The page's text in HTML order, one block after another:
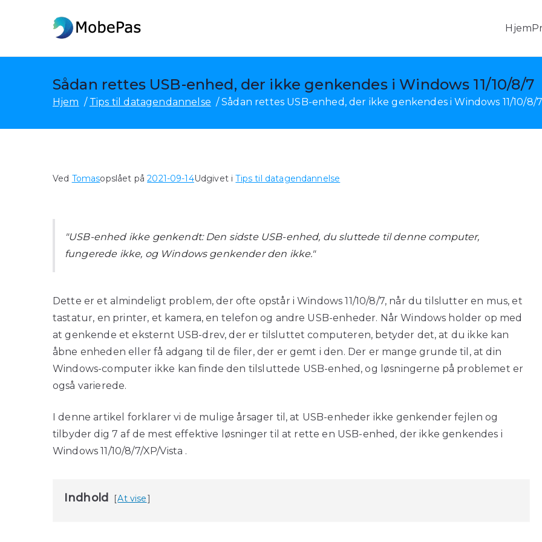
Hjem
Sådan rettes USB-enhed, der ikke genkendes i Windows 11/10/8/7
Hjem Tips til datagendannelse Sådan rettes USB-enhed, der ikke genkendes i Windows 11/10/8/7
Ved Tomasopslået på2021-09-14Udgivet iTips til datagendannelse
"USB-enhed ikke genkendt: Den sidste USB-enhed, du sluttede til denne computer,
fungerede ikke, og Windows genkender den ikke."
Dette er et almindeligt problem, der ofte opstår i Windows 11/10/8/7, når du tilslutter en mus, et
tastatur, en printer, et kamera, en telefon og andre USB-enheder. Når Windows holder op med
at genkende et eksternt USB-drev, der er tilsluttet computeren, betyder det, at du ikke kan
åbne enheden eller få adgang til de filer, der er gemt i den. Der er mange grunde til, at din
Windows-computer ikke kan finde den tilsluttede USB-enhed, og løsningerne på problemet er
også varierede.
I denne artikel forklarer vi de mulige årsager til, at USB-enheder ikke genkender fejlen og
tilbyder dig 7 af de mest effektive løsninger til at rette en USB-enhed, der ikke genkendes i
Windows 11/10/8/7/XP/Vista .
Indhold At vise